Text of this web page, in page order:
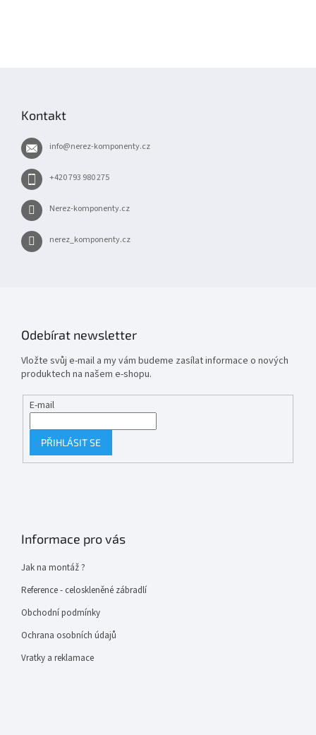
Kontakt
info@nerez-komponenty.cz
+420 793 980 275
Nerez-komponenty.cz
nerez_komponenty.cz
Odebírat newsletter
Vložte svůj e-mail a my vám budeme zasílat informace o nových
produktech na našem e-shopu.
E-mail
PŘIHLÁSIT SE
Informace pro vás
Jak na montáž ?
Reference - celoskleněné zábradlí
Obchodní podmínky
Ochrana osobních údajů
Vratky a reklamace